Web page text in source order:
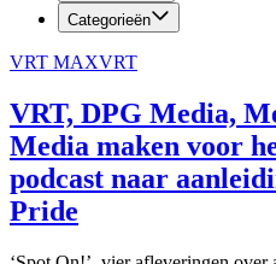
Categorieën
VRT MAXVRT
VRT, DPG Media,
Media maken voor
podcast naar
Pride